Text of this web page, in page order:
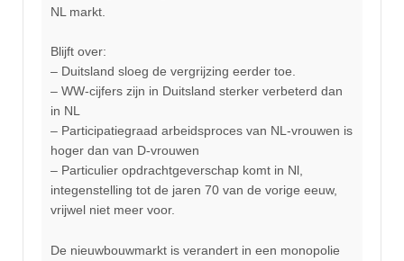
NL markt.
Blijft over:
– Duitsland sloeg de vergrijzing eerder toe.
– WW-cijfers zijn in Duitsland sterker verbeterd dan
in NL
– Participatiegraad arbeidsproces van NL-vrouwen is
hoger dan van D-vrouwen
– Particulier opdrachtgeverschap komt in Nl,
integenstelling tot de jaren 70 van de vorige eeuw,
vrijwel niet meer voor.
De nieuwbouwmarkt is verandert in een monopolie